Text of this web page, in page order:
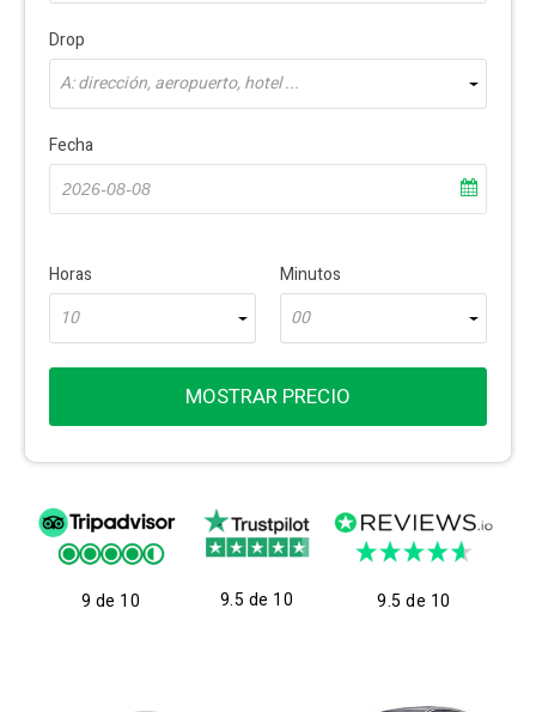
Drop
A: dirección, aeropuerto, hotel ...
Fecha
Horas
10
Minutos
00
MOSTRAR PRECIO
9 de 10 9.5 de 10 9.5 de 10